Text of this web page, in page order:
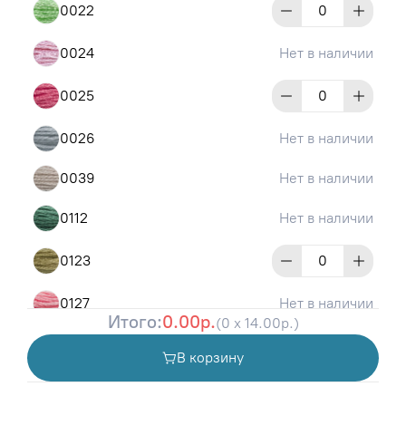
0022
0024 Нет в наличии
0025
0026 Нет в наличии
0039 Нет в наличии
0112 Нет в наличии
0123
0127 Нет в наличии
Нет в наличии
0132 Нет в наличии
Итого:0.00р.(0 x 14.00р.)
В корзину